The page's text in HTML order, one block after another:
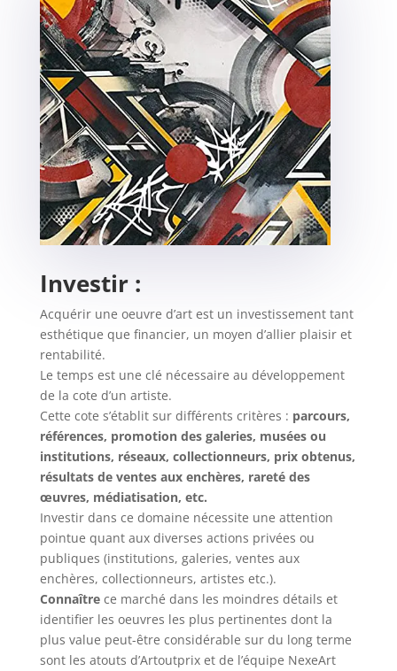
Investir :
Acquérir une oeuvre d’art est un investissement tant
esthétique que financier, un moyen d’allier plaisir et
rentabilité.
Le temps est une clé nécessaire au développement
de la cote d’un artiste.
Cette cote s’établit sur différents critères : parcours,
références, promotion des galeries, musées ou
institutions, réseaux, collectionneurs, prix obtenus,
résultats de ventes aux enchères, rareté des
œuvres, médiatisation, etc.
Investir dans ce domaine nécessite une attention
pointue quant aux diverses actions privées ou
publiques (institutions, galeries, ventes aux
enchères, collectionneurs, artistes etc.).
Connaître ce marché dans les moindres détails et
identifier les oeuvres les plus pertinentes dont la
plus value peut-être considérable sur du long terme
sont les atouts d’Artoutprix et de l’équipe NexeArt